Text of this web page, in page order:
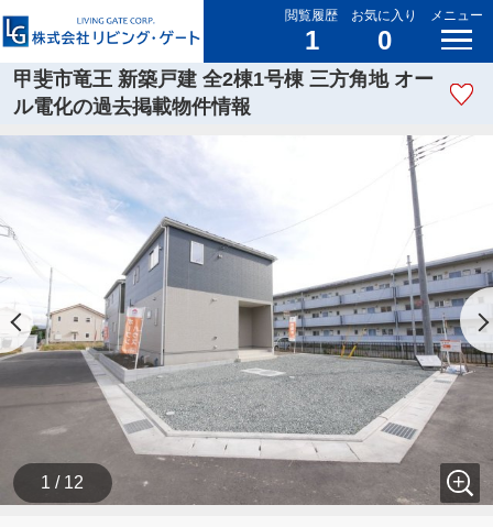
閲覧履歴
1
お気に入り
0
メニュー
甲斐市竜王 新築戸建 全2棟1号棟 三方角地 オー
ル電化の過去掲載物件情報
1 / 12